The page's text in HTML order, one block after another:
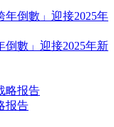
數」迎接2025年新
报告